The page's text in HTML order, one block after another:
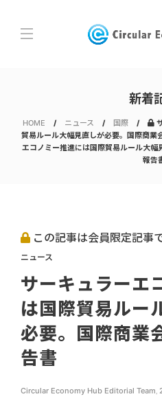
新着
HOME ニュース 国際
貿易ルール大幅見直しが必要。国際商業
エコノミー推進には国際貿易ルール大幅
報告
この記事は会員限定記事
ニュース
サーキュラーエ
は国際貿易ルー
必要。国際商業
告書
Circular Economy Hub Editorial Team,